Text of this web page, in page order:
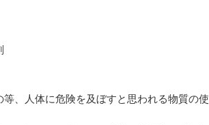
、人体に危険を及ぼすと思われる物質の使